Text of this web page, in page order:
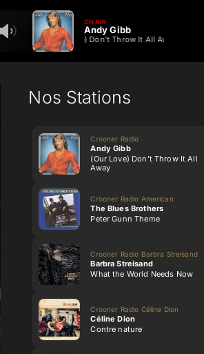
ON AIR
Andy Gibb
(Our Love) Don't Throw It All Away
Nos Stations
Crooner Radio
Andy Gibb
(Our Love) Don't Throw It All
Away
Crooner Radio American
The Blues Brothers
Peter Gunn Theme
Crooner Radio Barbra Streisand
Barbra Streisand
What the World Needs Now
Crooner Radio Céline Dion
Céline Dion
Contre nature